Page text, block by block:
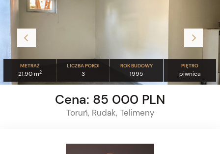
METRAŻ
21.90 m2
LICZBA POKOI
3
ROK BUDOWY
1995
PIĘTRO
piwnica
Cena: 85 000 PLN
Toruń, Rudak, Telimeny